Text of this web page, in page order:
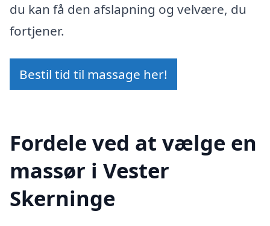
du kan få den afslapning og velvære, du
fortjener.
Bestil tid til massage her!
Fordele ved at vælge en
massør i Vester
Skerninge